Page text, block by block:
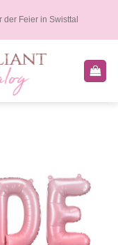
Feier in Swisttal